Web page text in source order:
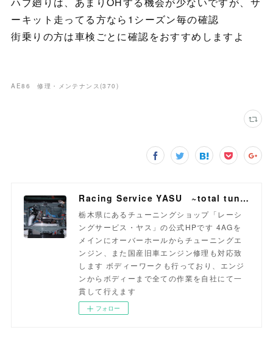
ーキット走ってる方なら1シーズン毎の確認
街乗りの方は車検ごとに確認をおすすめしますよ
AE86 修理・メンテナンス(370 )
Racing Service YASU ~total tuning proshop~
栃木県にあるチューニングショップ「レーシ
ングサービス・ヤス」の公式HPです 4AGを
メインにオーバーホールからチューニングエ
ンジン、また国産旧車エンジン修理も対応致
します ボディーワークも行っており、エンジ
ンからボディーまで全ての作業を自社にて一
貫して行えます
フォロー